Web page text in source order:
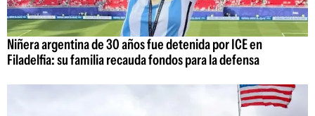
Niñera argentina de 30 años fue detenida por ICE en
Filadelfia: su familia recauda fondos para la defensa